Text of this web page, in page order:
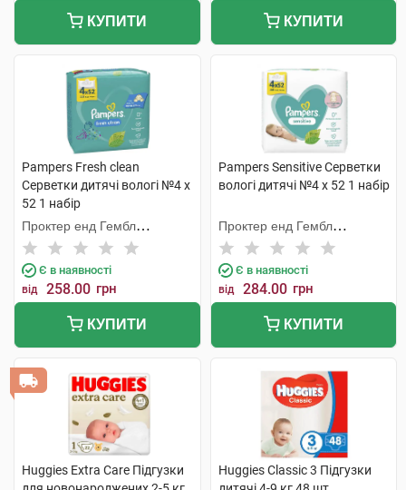
КУПИТИ КУПИТИ
Pampers Fresh clean
Cерветки дитячі вологі №4 х
52 1 набір
Проктер енд Гембл
Мануфекчурінг
Є в наявності
від 258.00 грн
КУПИТИ
Pampers Sensitive Серветки
вологі дитячі №4 х 52 1 набір
Проктер енд Гембл
Мануфекчурінг
Є в наявності
від 284.00 грн
КУПИТИ
Huggies Extra Care Підгузки
Huggies Classic 3 Підгузки